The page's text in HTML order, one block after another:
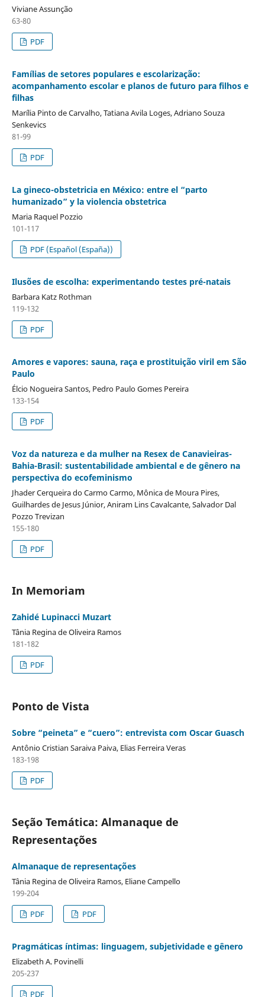
Viviane Assunção
63-80
PDF
Famílias de setores populares e escolarização:
acompanhamento escolar e planos de futuro para filhos e
filhas
Marília Pinto de Carvalho, Tatiana Avila Loges, Adriano Souza
Senkevics
81-99
PDF
La gineco-obstetricia en México: entre el “parto
humanizado” y la violencia obstetrica
Maria Raquel Pozzio
101-117
PDF (Español (España))
Ilusões de escolha: experimentando testes pré-natais
Barbara Katz Rothman
119-132
PDF
Amores e vapores: sauna, raça e prostituição viril em São
Paulo
Élcio Nogueira Santos, Pedro Paulo Gomes Pereira
133-154
PDF
Voz da natureza e da mulher na Resex de Canavieiras-
Bahia-Brasil: sustentabilidade ambiental e de gênero na
perspectiva do ecofeminismo
Jhader Cerqueira do Carmo Carmo, Mônica de Moura Pires,
Guilhardes de Jesus Júnior, Aniram Lins Cavalcante, Salvador Dal
Pozzo Trevizan
155-180
PDF
In Memoriam
Zahidé Lupinacci Muzart
Tânia Regina de Oliveira Ramos
181-182
PDF
Ponto de Vista
Sobre “peineta” e “cuero”: entrevista com Oscar Guasch
Antônio Cristian Saraiva Paiva, Elias Ferreira Veras
183-198
PDF
Seção Temática: Almanaque de
Representações
Almanaque de representações
Tânia Regina de Oliveira Ramos, Eliane Campello
199-204
PDF
PDF
Pragmáticas íntimas: linguagem, subjetividade e gênero
Elizabeth A. Povinelli
205-237
PDF